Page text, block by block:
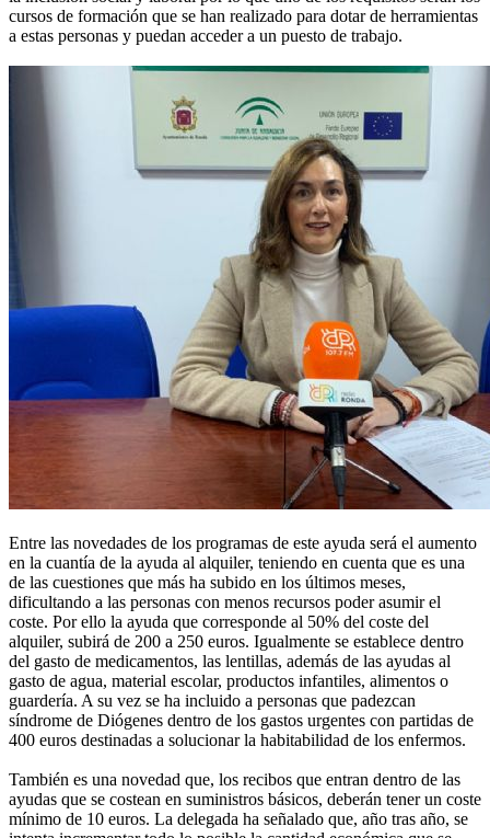
cursos de formación que se han realizado para dotar de herramientas
a estas personas y puedan acceder a un puesto de trabajo.
Entre las novedades de los programas de este ayuda será el aumento
en la cuantía de la ayuda al alquiler, teniendo en cuenta que es una
de las cuestiones que más ha subido en los últimos meses,
dificultando a las personas con menos recursos poder asumir el
coste. Por ello la ayuda que corresponde al 50% del coste del
alquiler, subirá de 200 a 250 euros. Igualmente se establece dentro
del gasto de medicamentos, las lentillas, además de las ayudas al
gasto de agua, material escolar, productos infantiles, alimentos o
guardería. A su vez se ha incluido a personas que padezcan
síndrome de Diógenes dentro de los gastos urgentes con partidas de
400 euros destinadas a solucionar la habitabilidad de los enfermos.
También es una novedad que, los recibos que entran dentro de las
ayudas que se costean en suministros básicos, deberán tener un coste
mínimo de 10 euros. La delegada ha señalado que, año tras año, se